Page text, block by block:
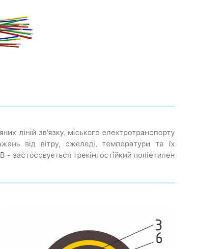
ліній зв'язку, міського електротранспорту
від вітру, ожеледі, температури та їх
- застосовується трекінгостійкий поліетилен